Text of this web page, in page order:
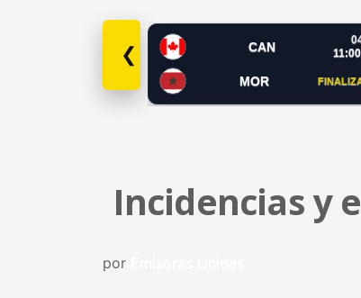
❮ CAN
MOR
Incidencias y
por